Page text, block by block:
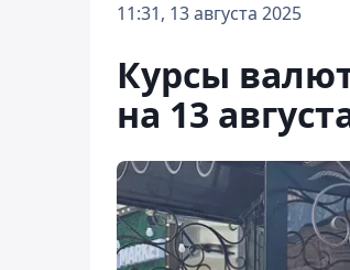
11:31, 13 августа 2025
Курсы
на 13